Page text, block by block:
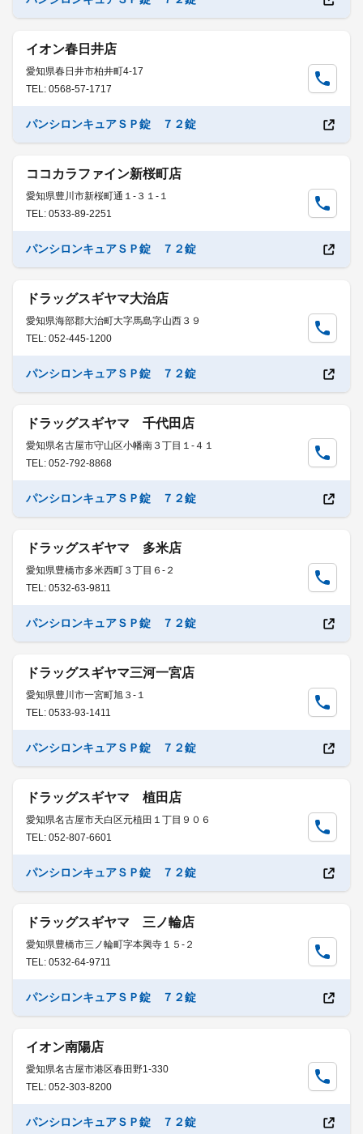
イオン春日井店
愛知県春日井市柏井町4-17
TEL: 0568-57-1717
パンシロンキュアＳＰ錠 ７２錠
ココカラファイン新桜町店
愛知県豊川市新桜町通１-３１-１
TEL: 0533-89-2251
パンシロンキュアＳＰ錠 ７２錠
ドラッグスギヤマ大治店
愛知県海部郡大治町大字馬島字山西３９
TEL: 052-445-1200
パンシロンキュアＳＰ錠 ７２錠
ドラッグスギヤマ 千代田店
愛知県名古屋市守山区小幡南３丁目１-４１
TEL: 052-792-8868
パンシロンキュアＳＰ錠 ７２錠
ドラッグスギヤマ 多米店
愛知県豊橋市多米西町３丁目６-２
TEL: 0532-63-9811
パンシロンキュアＳＰ錠 ７２錠
ドラッグスギヤマ三河一宮店
愛知県豊川市一宮町旭３-１
TEL: 0533-93-1411
パンシロンキュアＳＰ錠 ７２錠
ドラッグスギヤマ 植田店
愛知県名古屋市天白区元植田１丁目９０６
TEL: 052-807-6601
パンシロンキュアＳＰ錠 ７２錠
ドラッグスギヤマ 三ノ輪店
愛知県豊橋市三ノ輪町字本興寺１５-２
TEL: 0532-64-9711
パンシロンキュアＳＰ錠 ７２錠
イオン南陽店
愛知県名古屋市港区春田野1-330
TEL: 052-303-8200
パンシロンキュアＳＰ錠 ７２錠